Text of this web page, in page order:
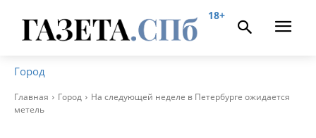
18+
Город
Главная Город
На следующей неделе в Петербурге ожидается
метель